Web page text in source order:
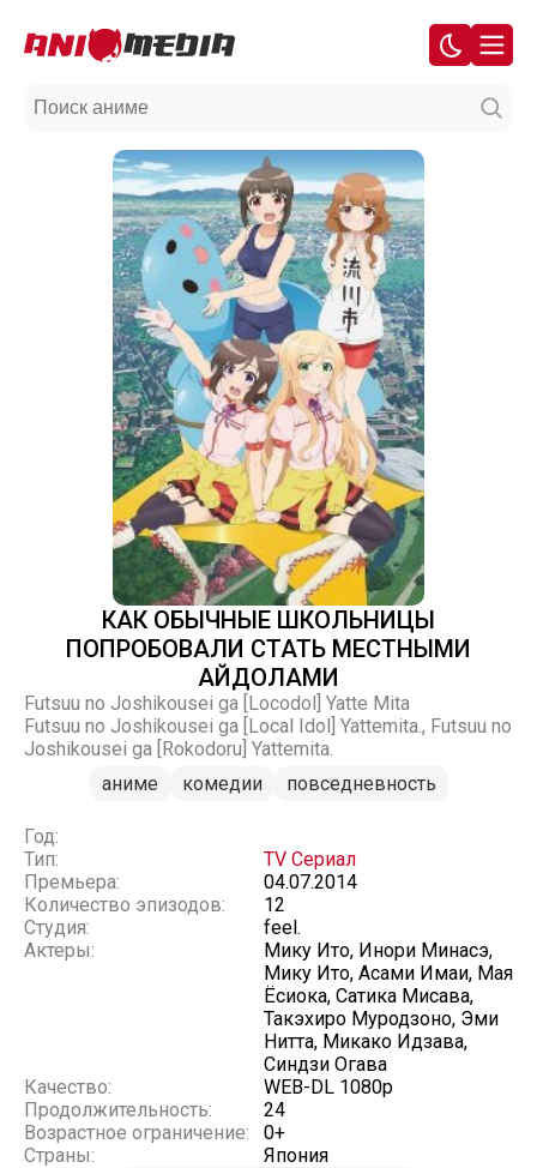
КАК ОБЫЧНЫЕ ШКОЛЬНИЦЫ
ПОПРОБОВАЛИ СТАТЬ МЕСТНЫМИ
АЙДОЛАМИ
Futsuu no Joshikousei ga [Locodol] Yatte Mita
Futsuu no Joshikousei ga [Local Idol] Yattemita., Futsuu no
Joshikousei ga [Rokodoru] Yattemita.
аниме
комедии повседневность
Год:
Тип:
TV Сериал
Премьера:
04.07.2014
Количество эпизодов:
12
Студия:
feel.
Актеры:
Мику Ито, Инори Минасэ,
Мику Ито, Асами Имаи, Мая
Ёсиока, Сатика Мисава,
Такэхиро Муродзоно, Эми
Нитта, Микако Идзава,
Синдзи Огава
Качество:
WEB-DL 1080p
Продолжительность:
24
Возрастное ограничение:
0+
Страны:
Япония